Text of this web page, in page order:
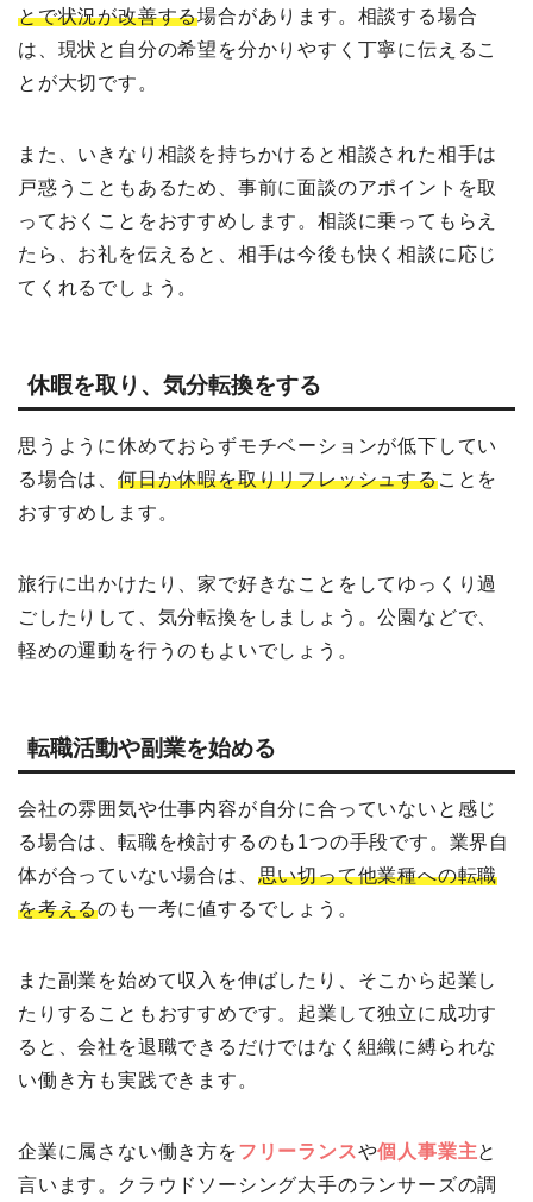
とで状況が改善する場合があります。相談する場合
は、現状と自分の希望を分かりやすく丁寧に伝えるこ
とが大切です。
また、いきなり相談を持ちかけると相談された相手は
戸惑うこともあるため、事前に面談のアポイントを取
っておくことをおすすめします。相談に乗ってもらえ
たら、お礼を伝えると、相手は今後も快く相談に応じ
てくれるでしょう。
休暇を取り、気分転換をする
思うように休めておらずモチベーションが低下してい
る場合は、 何日か休暇を取りリフレッシュすることを
おすすめします。
旅行に出かけたり、家で好きなことをしてゆっくり過
ごしたりして、気分転換をしましょう。公園などで、
軽めの運動を行うのもよいでしょう。
転職活動や副業を始める
会社の雰囲気や仕事内容が自分に合っていないと感じ
る場合は、転職を検討するのも1つの手段です。業界自
体が合っていない場合は、 思い切って他業種への転職
を考えるのも一考に値するでしょう。
また副業を始めて収入を伸ばしたり、そこから起業し
たりすることもおすすめです。起業して独立に成功す
ると、会社を退職できるだけではなく組織に縛られな
い働き方も実践できます。
企業に属さない働き方をフリーランスや個人事業主と
言います。クラウドソーシング大手のランサーズの調